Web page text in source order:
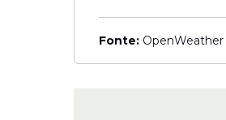
Fonte: OpenWeather